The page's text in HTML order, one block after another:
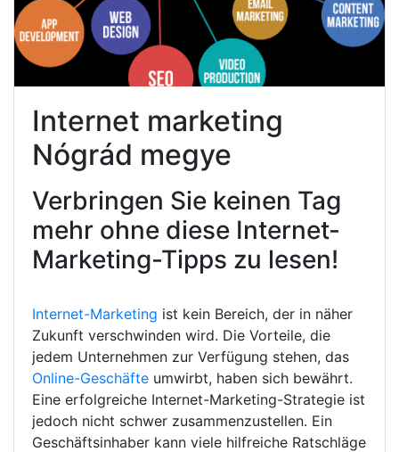
Internet marketing
Nógrád megye
Verbringen Sie keinen Tag
mehr ohne diese Internet-
Marketing-Tipps zu lesen!
Internet-Marketing ist kein Bereich, der in näher
Zukunft verschwinden wird. Die Vorteile, die
jedem Unternehmen zur Verfügung stehen, das
Online-Geschäfte umwirbt, haben sich bewährt.
Eine erfolgreiche Internet-Marketing-Strategie ist
jedoch nicht schwer zusammenzustellen. Ein
Geschäftsinhaber kann viele hilfreiche Ratschläge